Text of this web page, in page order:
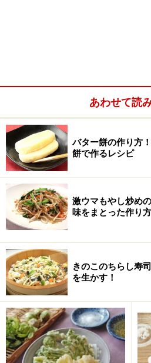
熱し、そのまま12～15分蒸らす
中を開けずに、そのままの状態
あわせて読
バター餅の作り方
餅で作るレシピ
激ウマもやし炒め
味をまとった作り
きのこのちらし寿
を生かす！